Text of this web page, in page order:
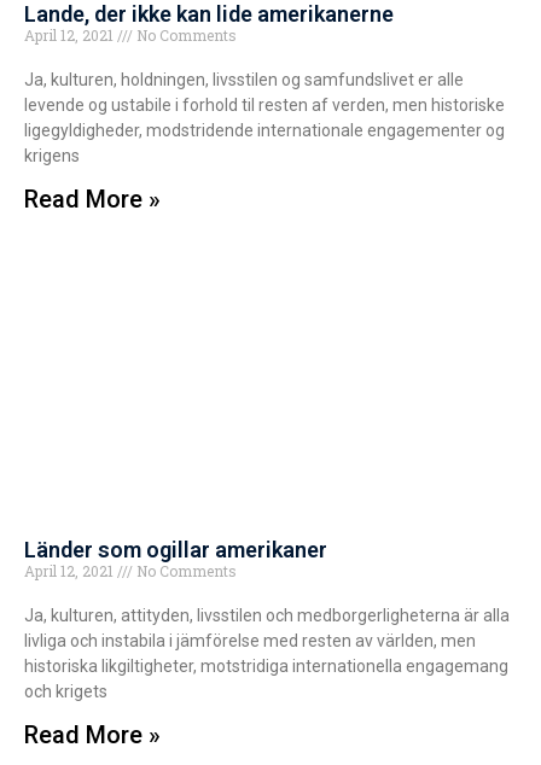
Lande, der ikke kan lide amerikanerne
April 12, 2021 No Comments
Ja, kulturen, holdningen, livsstilen og samfundslivet er alle
levende og ustabile i forhold til resten af verden, men historiske
ligegyldigheder, modstridende internationale engagementer og
krigens
Read More »
Länder som ogillar amerikaner
April 12, 2021 No Comments
Ja, kulturen, attityden, livsstilen och medborgerligheterna är alla
livliga och instabila i jämförelse med resten av världen, men
historiska likgiltigheter, motstridiga internationella engagemang
och krigets
Read More »